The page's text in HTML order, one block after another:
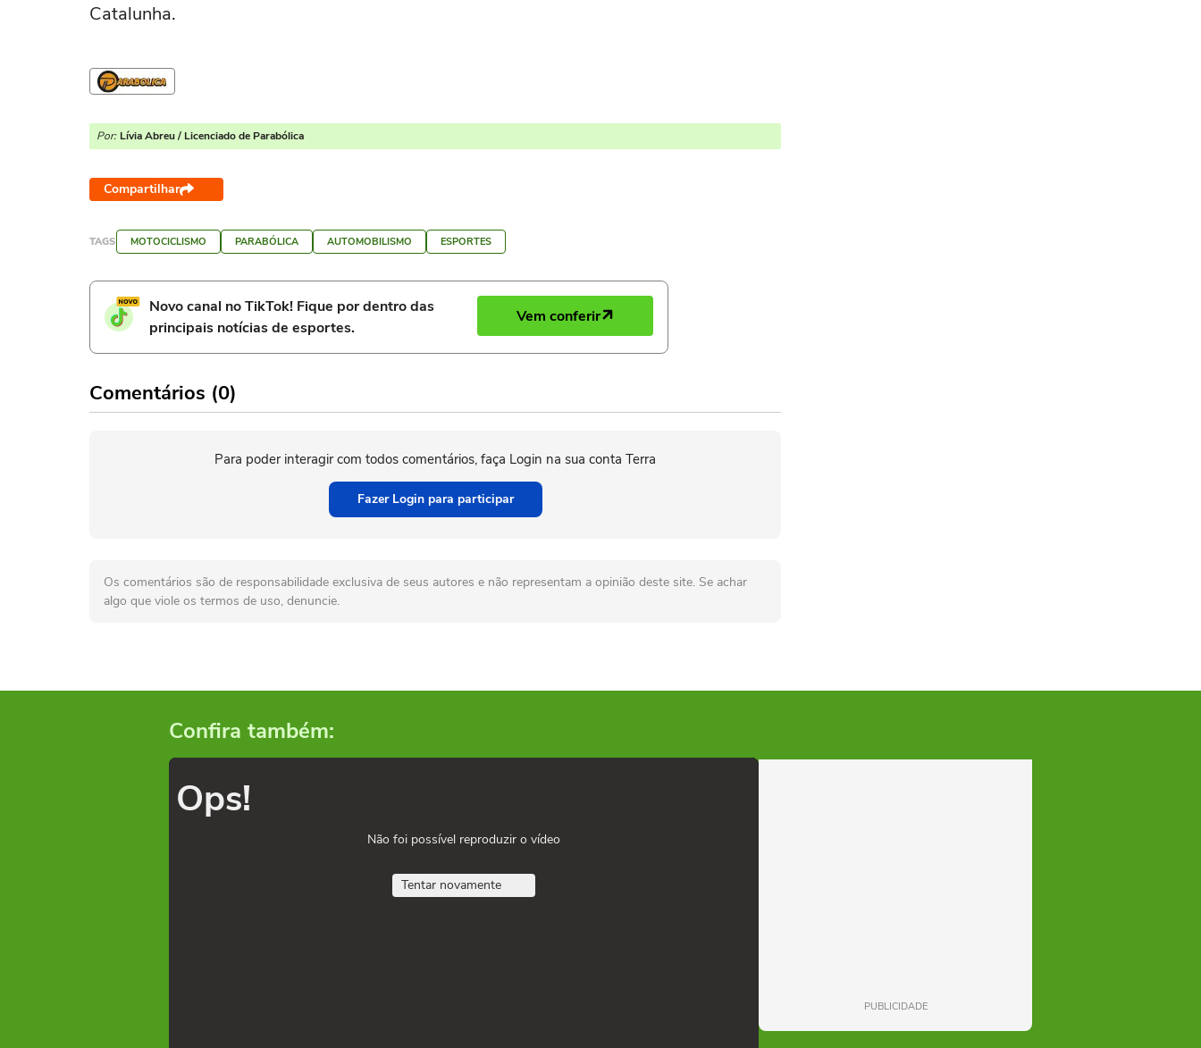
Catalunha.
Por: Lívia Abreu / Licenciado de Parabólica
Compartilhar
TAGS MOTOCICLISMO PARABÓLICA AUTOMOBILISMO ESPORTES
Novo canal no TikTok! Fique por dentro das
principais notícias de esportes.
Vem conferir
Comentários (0)
Para poder interagir com todos comentários, faça Login na sua conta Terra
Fazer Login para participar
Os comentários são de responsabilidade exclusiva de seus autores e não representam a opinião deste site. Se achar
algo que viole os termos de uso, denuncie.
Confira também:
Ops!
Não foi possível reproduzir o vídeo
Tentar novamente
PUBLICIDADE